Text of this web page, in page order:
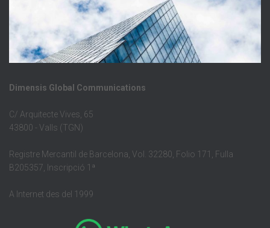
Dimensis Global Communications
C/ Arquitecte Vives, 65
43800 - Valls (TGN)
Registre Mercantil de Barcelona, Vol. 32280, Folio 171, Fulla
B205357, Inscripció 1ª
A Internet des del 1999